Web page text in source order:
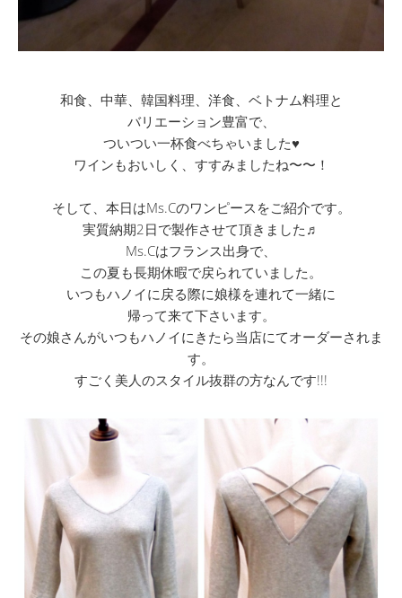
和食、中華、韓国料理、洋食、ベトナム料理と
バリエーション豊富で、
ついつい一杯食べちゃいました♥
ワインもおいしく、すすみましたね〜〜！
そして、本日はMs.Cのワンピースをご紹介です。
実質納期2日で製作させて頂きました♬
Ms.Cはフランス出身で、
この夏も長期休暇で戻られていました。
いつもハノイに戻る際に娘様を連れて一緒に
帰って来て下さいます。
その娘さんがいつもハノイにきたら当店にてオーダーされま
す。
すごく美人のスタイル抜群の方なんです!!!